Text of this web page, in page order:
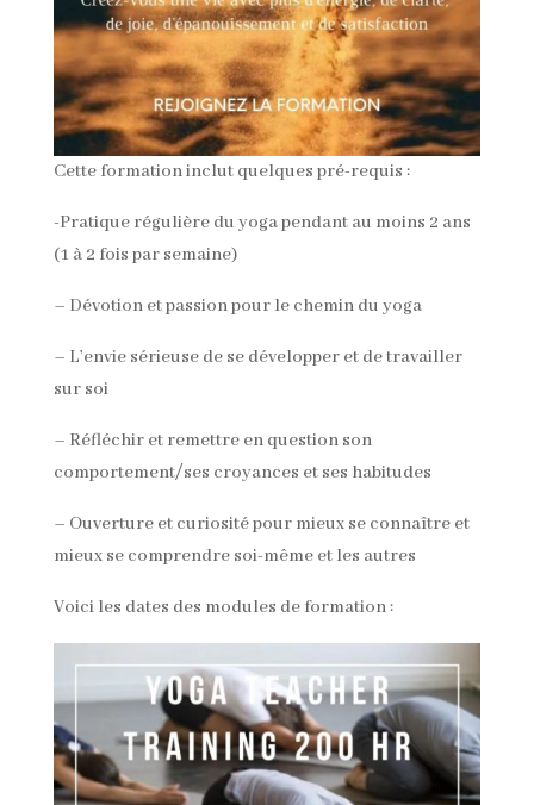
Cette formation inclut quelques pré-requis :
-Pratique régulière du yoga pendant au moins 2 ans
(1 à 2 fois par semaine)
– Dévotion et passion pour le chemin du yoga
– L’envie sérieuse de se développer et de travailler
sur soi
– Réfléchir et remettre en question son
comportement/ses croyances et ses habitudes
– Ouverture et curiosité pour mieux se connaître et
mieux se comprendre soi-même et les autres
Voici les dates des modules de formation :